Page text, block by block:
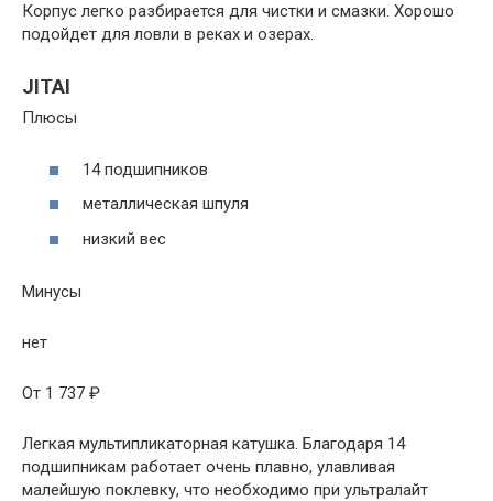
Корпус легко разбирается для чистки и смазки. Хорошо
подойдет для ловли в реках и озерах.
JITAI
Плюсы
14 подшипников
металлическая шпуля
низкий вес
Минусы
нет
От 1 737 ₽
Легкая мультипликаторная катушка. Благодаря 14
подшипникам работает очень плавно, улавливая
малейшую поклевку, что необходимо при ультралайт